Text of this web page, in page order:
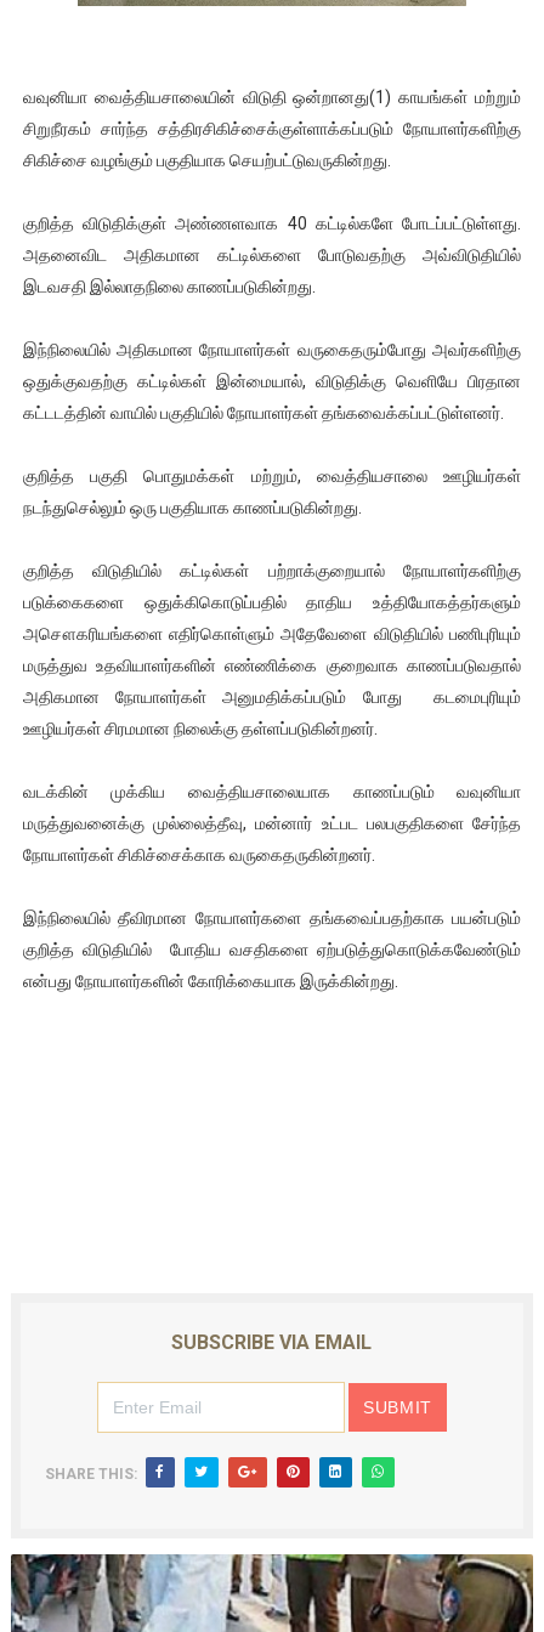
இளையராஜா – கமல் அவசர சந்திப்பு (படங்கள், விடியோ)
ஜனாதிபதி ஐக்கிய நாடுகளின் பொதுச் சபை கூட்டத்தில் இன்று
வலிமை தான் அஜித் திரைப்பயணத்திலே அதிக காலெக்ஷன் செய்த
வவுனியா வைத்தியசாலையின் விடுதி ஒன்றானது(1) காயங்கள் மற்றும்
சிறுநீரகம் சார்ந்த சத்திரசிகிச்சைக்குள்ளாக்கப்படும் நோயாளர்களிற்கு
சிகிச்சை வழங்கும் பகுதியாக செயற்பட்டுவருகின்றது.
குறித்த விடுதிக்குள் அண்ணளவாக 40 கட்டில்களே போடப்பட்டுள்ளது.
அதனைவிட அதிகமான கட்டில்களை போடுவதற்கு அவ்விடுதியில்
இடவசதி இல்லாதநிலை காணப்படுகின்றது.
இந்நிலையில் அதிகமான நோயாளர்கள் வருகைதரும்போது அவர்களிற்கு
ஒதுக்குவதற்கு கட்டில்கள் இன்மையால், விடுதிக்கு வெளியே பிரதான
கட்டடத்தின் வாயில் பகுதியில் நோயாளர்கள் தங்கவைக்கப்பட்டுள்ளனர்.
குறித்த பகுதி பொதுமக்கள் மற்றும், வைத்தியசாலை ஊழியர்கள்
நடந்துசெல்லும் ஒரு பகுதியாக காணப்படுகின்றது.
குறித்த விடுதியில் கட்டில்கள் பற்றாக்குறையால் நோயாளர்களிற்கு
படுக்கைகளை ஒதுக்கிகொடுப்பதில் தாதிய உத்தியோகத்தர்களும்
அசௌகரியங்களை எதிர்கொள்ளும் அதேவேளை விடுதியில் பணிபுரியும்
மருத்துவ உதவியாளர்களின் எண்ணிக்கை குறைவாக காணப்படுவதால்
அதிகமான நோயாளர்கள் அனுமதிக்கப்படும் போது கடமைபுரியும்
ஊழியர்கள் சிரமமான நிலைக்கு தள்ளப்படுகின்றனர்.
வடக்கின் முக்கிய வைத்தியசாலையாக காணப்படும் வவுனியா
மருத்துவனைக்கு முல்லைத்தீவு, மன்னார் உட்பட பலபகுதிகளை சேர்ந்த
நோயாளர்கள் சிகிச்சைக்காக வருகைதருகின்றனர்.
இந்நிலையில் தீவிரமான நோயாளர்களை தங்கவைப்பதற்காக பயன்படும்
குறித்த விடுதியில் போதிய வசதிகளை ஏற்படுத்துகொடுக்கவேண்டும்
என்பது நோயாளர்களின் கோரிக்கையாக இருக்கின்றது.
SUBSCRIBE VIA EMAIL
SHARE THIS: